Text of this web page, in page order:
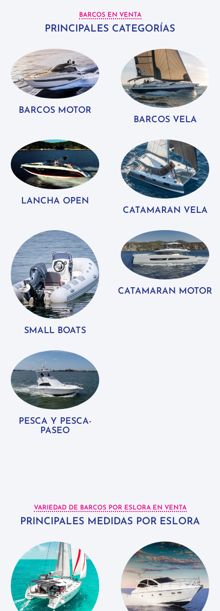
BARCOS EN VENTA
PRINCIPALES CATEGORÍAS
BARCOS MOTOR
BARCOS VELA
LANCHA OPEN
CATAMARAN VELA
SMALL BOATS
CATAMARAN MOTOR
PESCA Y PESCA-
PASEO
VARIEDAD DE BARCOS POR ESLORA EN VENTA
PRINCIPALES MEDIDAS POR ESLORA